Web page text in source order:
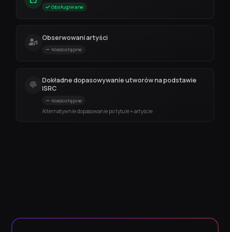
Obsługiwane
Obserwowani artyści
Niedostępne
Dokładne dopasowywanie utworów na podstawie
ISRC
Niedostępne
Alternatywnie dopasowanie po tytule + artyście